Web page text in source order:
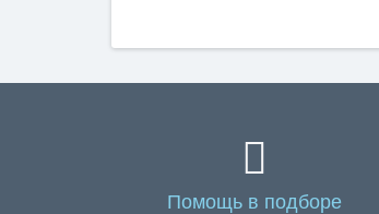
Помощь в подборе